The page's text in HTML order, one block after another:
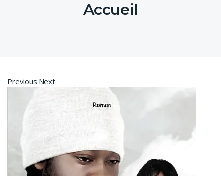
Accueil
Previous Next